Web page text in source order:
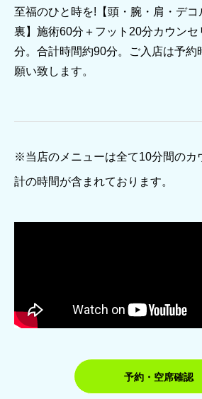
至福のひと時を!【頭・腕・肩・デコ
裏】施術60分＋フット20分カウン
分。合計時間約90分。ご入店は予約
願い致します。
※当店のメニューは全て10分間のカ
計の時間が含まれております。
予約・空席確認